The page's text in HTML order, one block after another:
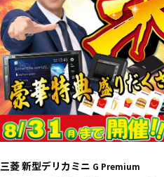
三菱 新型デリカミニ G Premium